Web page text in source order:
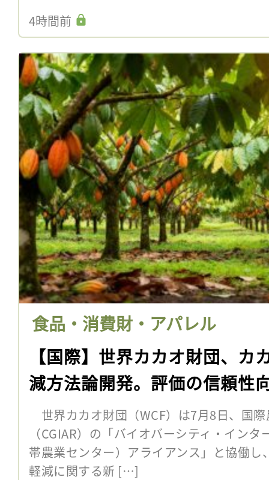
4時間前
食品・消費財・アパレル
【国際】世界カカオ財団、カ
減方法論開発。評価の信頼性
世界カカオ財団（WCF）は7月8日、国
（CGIAR）の「バイオバーシティ・イン
帯農業センター）アライアンス」と協働
軽減に関する新 […]